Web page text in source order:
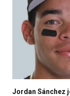
Jordan Sánchez